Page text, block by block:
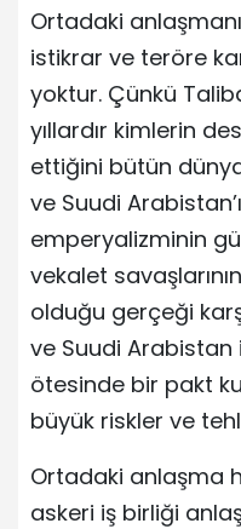
Ortadaki
istikrar ve teröre
yoktur. Çünkü
yıllardır kimlerin
ettiğini bütün
ve Suudi
emperyalizminin
vekalet
olduğu gerçeği
ve Suudi Arabistan
ötesinde bir pakt
büyük riskler ve
Ortadaki anlaşma
askeri iş birliği